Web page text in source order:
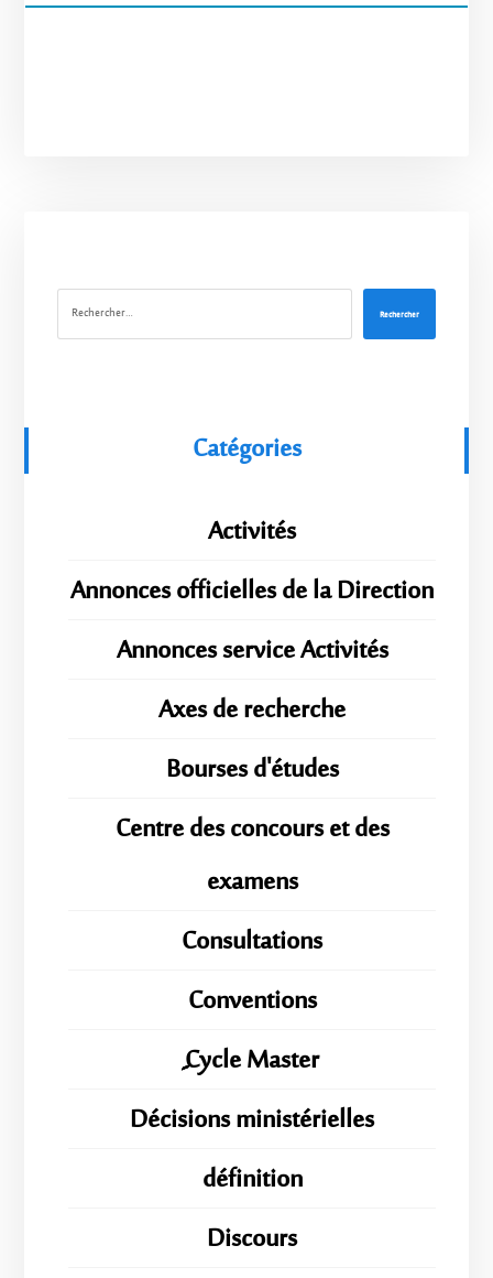
Rechercher
Catégories
Activités
Annonces officielles de la Direction
Annonces service Activités
Axes de recherche
Bourses d'études
Centre des concours et des
examens
Consultations
Conventions
ِِِCycle Master
Décisions ministérielles
définition
Discours